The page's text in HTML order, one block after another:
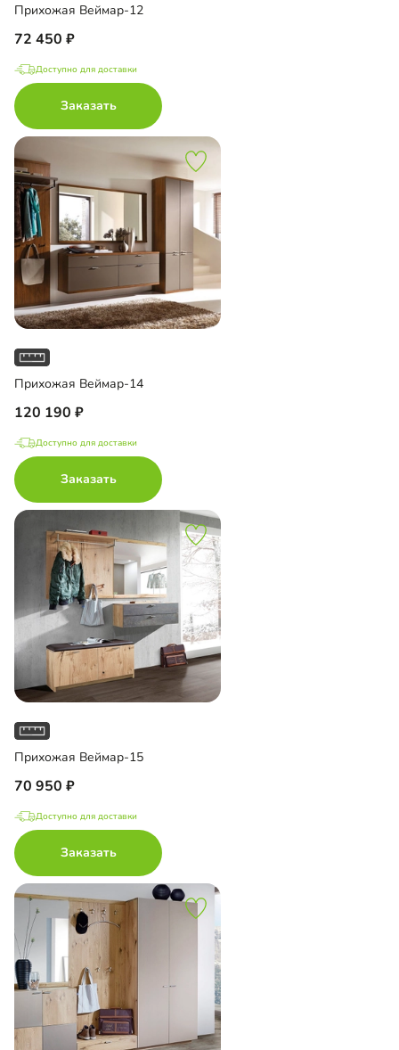
Прихожая Веймар-12
72 450
Доступно для доставки
Заказать
Прихожая Веймар-14
120 190
Доступно для доставки
Заказать
Прихожая Веймар-15
70 950
Доступно для доставки
Заказать